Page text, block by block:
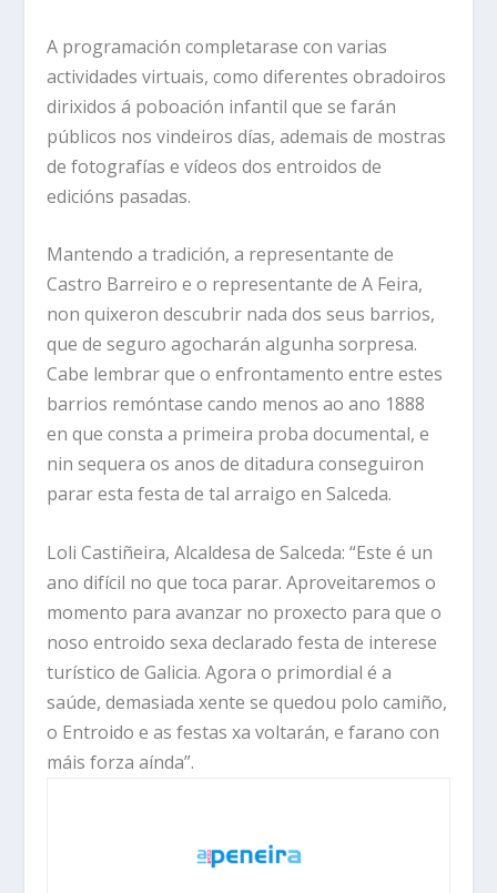
A programación completarase con varias
actividades virtuais, como diferentes obradoiros
dirixidos á poboación infantil que se farán
públicos nos vindeiros días, ademais de mostras
de fotografías e vídeos dos entroidos de
edicións pasadas.
Mantendo a tradición, a representante de
Castro Barreiro e o representante de A Feira,
non quixeron descubrir nada dos seus barrios,
que de seguro agocharán algunha sorpresa.
Cabe lembrar que o enfrontamento entre estes
barrios remóntase cando menos ao ano 1888
en que consta a primeira proba documental, e
nin sequera os anos de ditadura conseguiron
parar esta festa de tal arraigo en Salceda.
Loli Castiñeira, Alcaldesa de Salceda: “Este é un
ano difícil no que toca parar. Aproveitaremos o
momento para avanzar no proxecto para que o
noso entroido sexa declarado festa de interese
turístico de Galicia. Agora o primordial é a
saúde, demasiada xente se quedou polo camiño,
o Entroido e as festas xa voltarán, e farano con
máis forza aínda”.